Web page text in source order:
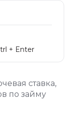
+ Enter
ставка,
по займу